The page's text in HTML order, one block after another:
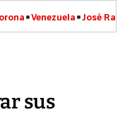
Venezuela José
sus